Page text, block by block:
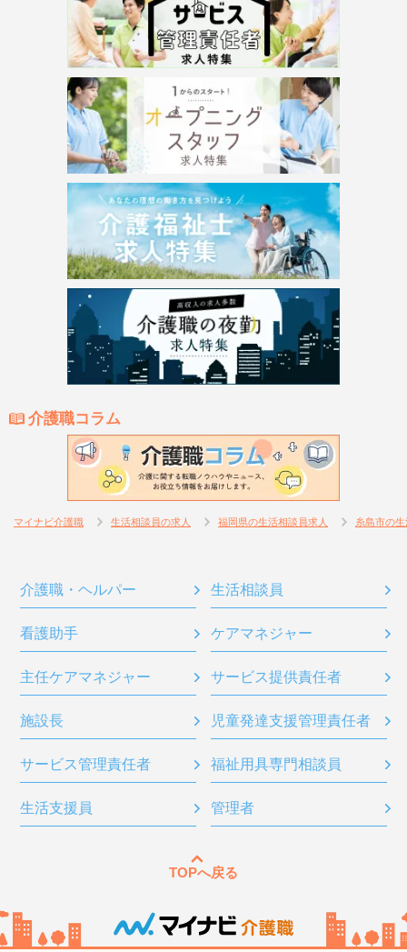
介護職コラム
マイナビ介護職 生活相談員の求人 福岡県の生活相談員求人 糸島市の
介護職・ヘルパー 生活相談員
看護助手 ケアマネジャー
主任ケアマネジャー サービス提供責任者
施設長 児童発達支援管理責任者
サービス管理責任者 福祉用具専門相談員
生活支援員 管理者
TOPへ戻る